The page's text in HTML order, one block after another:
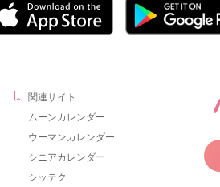
関連サイト
ムーンカレンダー
ウーマンカレンダー
シニアカレンダー
シッテク